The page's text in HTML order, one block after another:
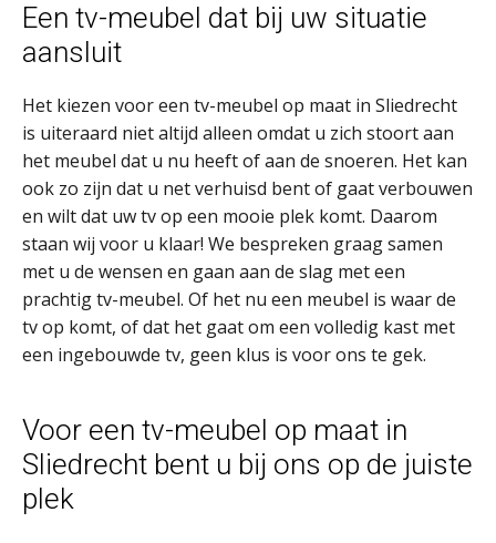
Een tv-meubel dat bij uw situatie
aansluit
Het kiezen voor een tv-meubel op maat in Sliedrecht
is uiteraard niet altijd alleen omdat u zich stoort aan
het meubel dat u nu heeft of aan de snoeren. Het kan
ook zo zijn dat u net verhuisd bent of gaat verbouwen
en wilt dat uw tv op een mooie plek komt. Daarom
staan wij voor u klaar! We bespreken graag samen
met u de wensen en gaan aan de slag met een
prachtig tv-meubel. Of het nu een meubel is waar de
tv op komt, of dat het gaat om een volledig kast met
een ingebouwde tv, geen klus is voor ons te gek.
Voor een tv-meubel op maat in
Sliedrecht bent u bij ons op de juiste
plek